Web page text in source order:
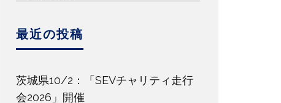
最近の投稿
茨城県10/2：「SEVチャリティ走行
会2026」開催